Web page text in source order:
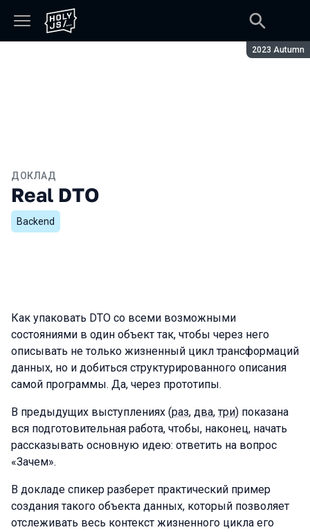
Сезон:
2023 Autumn
ДОКЛАД
Real DTO
Backend
Как упаковать DTO со всеми возможными
состояниями в один объект так, чтобы через него
описывать не только жизненный цикл трансформаций
данных, но и добиться структурированного описания
самой программы. Да, через прототипы.
В предыдущих выступлениях (раз, два, три) показана
вся подготовительная работа, чтобы, наконец, начать
рассказывать основную идею: ответить на вопрос
«Зачем».
В докладе спикер разберет практический пример
создания такого объекта данных, который позволяет
отслеживать весь контекст жизненного цикла его